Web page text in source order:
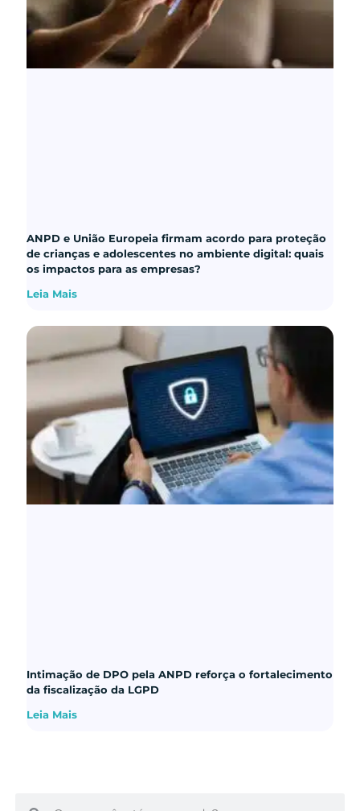
ANPD e União Europeia firmam acordo para proteção
de crianças e adolescentes no ambiente digital: quais
os impactos para as empresas?
Leia Mais
Intimação de DPO pela ANPD reforça o fortalecimento
da fiscalização da LGPD
Leia Mais